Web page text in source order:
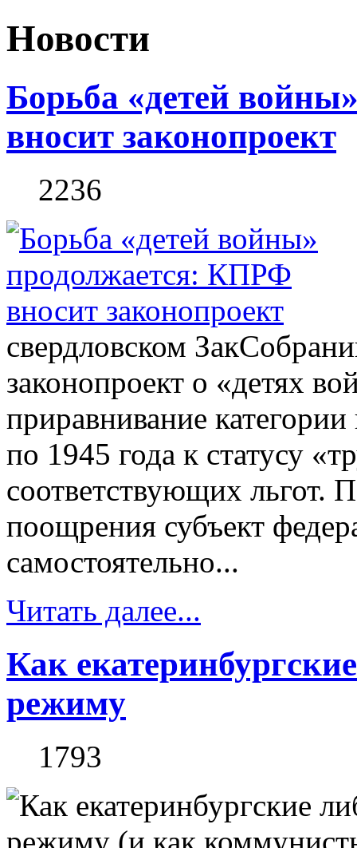
Новости
Борьба «детей
вносит законопроект
2236
свердловском
законопроект о «детях
приравнивание
по 1945 года к статусу
соответствующих льгот.
поощрения субъект
самостоятельно...
Читать далее...
Как
режиму
1793